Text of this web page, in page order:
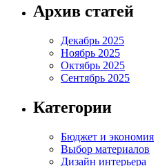
Архив статей
Декабрь 2025
Ноябрь 2025
Октябрь 2025
Сентябрь 2025
Категории
Бюджет и экономия
Выбор материалов
Дизайн интерьера